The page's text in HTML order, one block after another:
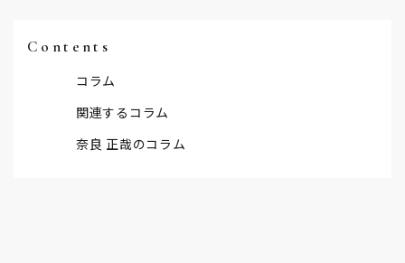
Contents
コラム
関連するコラム
奈良 正哉のコラム